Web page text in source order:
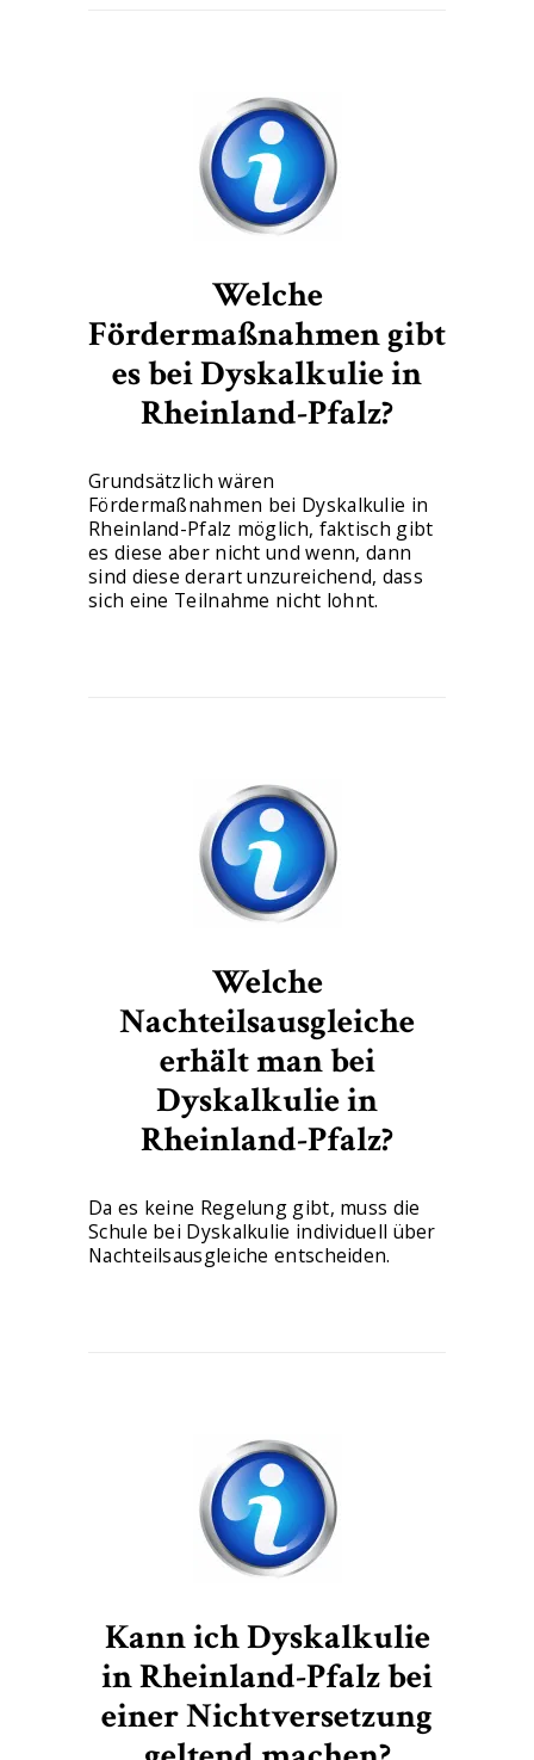
Welche
Fördermaßnahmen gibt
es bei Dyskalkulie in
Rheinland-Pfalz?
Grundsätzlich wären
Fördermaßnahmen bei Dyskalkulie in
Rheinland-Pfalz möglich, faktisch gibt
es diese aber nicht und wenn, dann
sind diese derart unzureichend, dass
sich eine Teilnahme nicht lohnt.
Welche
Nachteilsausgleiche
erhält man bei
Dyskalkulie in
Rheinland-Pfalz?
Da es keine Regelung gibt, muss die
Schule bei Dyskalkulie individuell über
Nachteilsausgleiche entscheiden.
Kann ich Dyskalkulie
in Rheinland-Pfalz bei
einer Nichtversetzung